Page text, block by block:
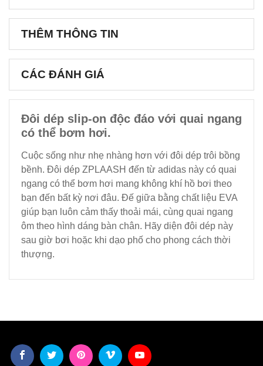
THÊM THÔNG TIN
CÁC ĐÁNH GIÁ
Đôi dép slip-on độc đáo với quai ngang
có thể bơm hơi.
Cuộc sống như nhẹ nhàng hơn với đôi dép trôi bồng
bềnh. Đôi dép ZPLAASH đến từ adidas này có quai
ngang có thể bơm hơi mang không khí hồ bơi theo
bạn đến bất kỳ nơi đâu. Đế giữa bằng chất liệu EVA
giúp bạn luôn cảm thấy thoải mái, cùng quai ngang
ôm theo hình dáng bàn chân. Hãy diện đôi dép này
sau giờ bơi hoặc khi dạo phố cho phong cách thời
thượng.